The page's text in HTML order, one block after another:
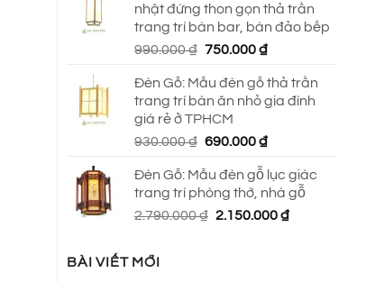
nhật đứng thon gọn thả trần
trang trí bàn bar, bàn đảo bếp
990.000₫ Giá
là:
990.000 ₫.
750.000₫Giá
tại
là:
Đèn Gỗ: Mẫu đèn gỗ thả trần
trang trí bàn ăn nhỏ gia đình
giá rẻ ở TPHCM
930.000₫ Giá
là:
930.000 ₫.
690.000₫Giá
tại
là:
690.000 ₫.
Đèn Gỗ: Mẫu đèn gỗ lục giác
trang trí phòng thờ, nhà gỗ
2.790.000₫ Giá
2.150.000₫Giá
BÀI VIẾT MỚI